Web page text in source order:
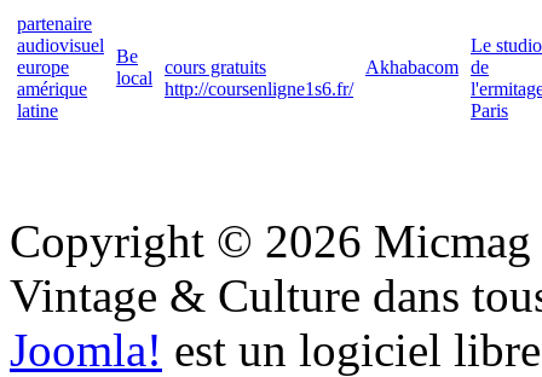
partenaire
audiovisuel
europe
amérique
latine
Be
local
cours gratuits
http://coursenligne1s6.fr/
Akhabacom
Le studio
de
Paris
Copyright © 2026 Micmag
Vintage & Culture dans
Joomla! est un logiciel